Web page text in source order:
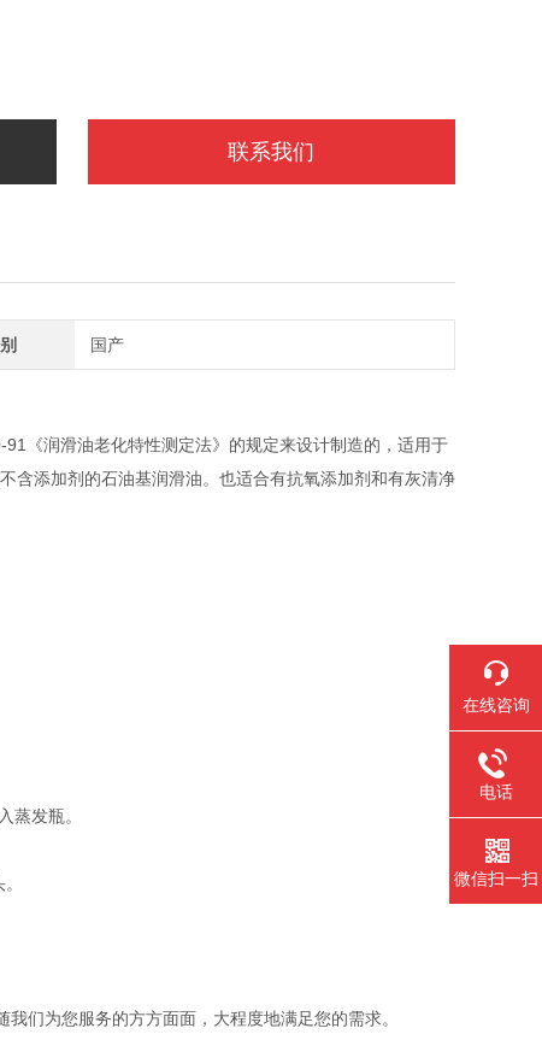
联系我们
国产
《润滑油老化特性测定法》的规定来设计制造的，适用于
含添加剂的石油基润滑油。也适合有抗氧添加剂和有灰清净
蒸发瓶。
们为您服务的方方面面，大程度地满足您的需求。
在线咨询
电话
微信扫一扫